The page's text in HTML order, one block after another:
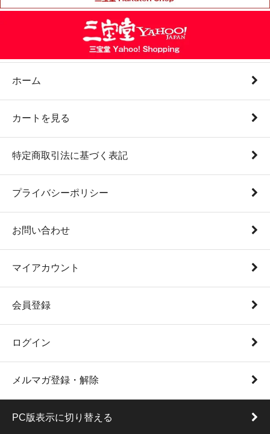
ホーム
カートを見る
特定商取引法に基づく表記
プライバシーポリシー
お問い合わせ
マイアカウント
会員登録
ログイン
メルマガ登録・解除
PC版表示に切り替える